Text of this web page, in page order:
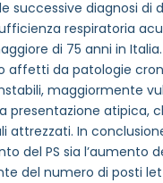
successive diagnosi di
respiratoria
di 75 anni in
affetti da patologie
maggiormente
presentazione
attrezzati. In
del PS sia l’aumento
del numero di posti